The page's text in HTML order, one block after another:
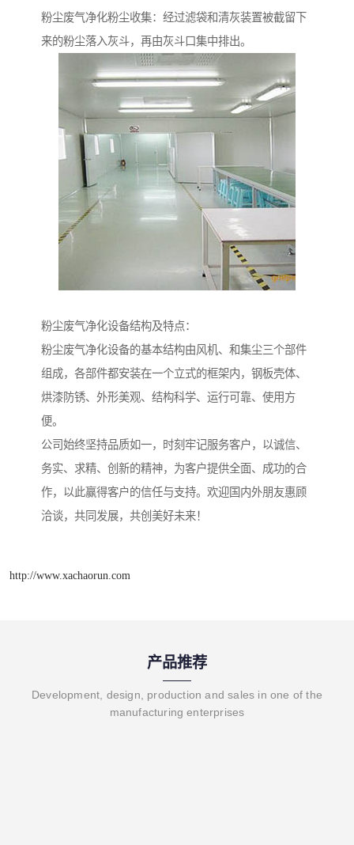
粉尘废气净化粉尘收集：经过滤袋和清灰装置被截留下
来的粉尘落入灰斗，再由灰斗口集中排出。
粉尘废气净化设备结构及特点：
粉尘废气净化设备的基本结构由风机、和集尘三个部件
组成，各部件都安装在一个立式的框架内，钢板壳体、
烘漆防锈、外形美观、结构科学、运行可靠、使用方
便。
公司始终坚持品质如一，时刻牢记服务客户，以诚信、
务实、求精、创新的精神，为客户提供全面、成功的合
作，以此赢得客户的信任与支持。欢迎国内外朋友惠顾
洽谈，共同发展，共创美好未来！
http://www.xachaorun.com
产品推荐
Development, design, production and sales in one of the
manufacturing enterprises